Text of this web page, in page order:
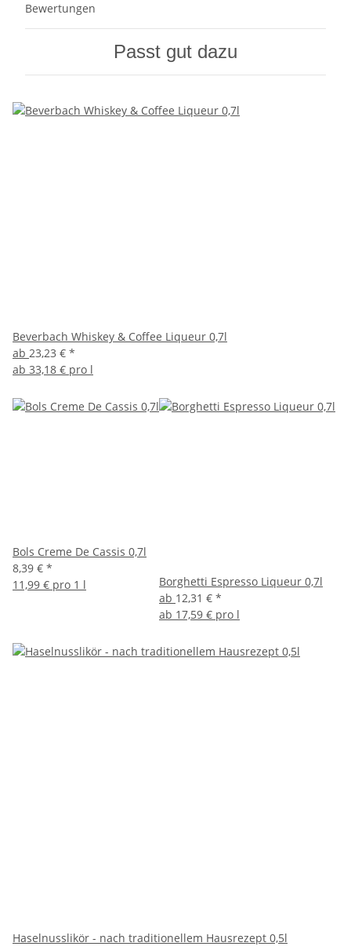
Bewertungen
Passt gut dazu
Beverbach Whiskey & Coffee Liqueur 0,7l
ab 23,23 € *
ab 33,18 € pro l
Bols Creme De Cassis 0,7l
8,39 € *
11,99 € pro 1 l
Borghetti Espresso Liqueur 0,7l
ab 12,31 € *
ab 17,59 € pro l
Haselnusslikör - nach traditionellem Hausrezept 0,5l